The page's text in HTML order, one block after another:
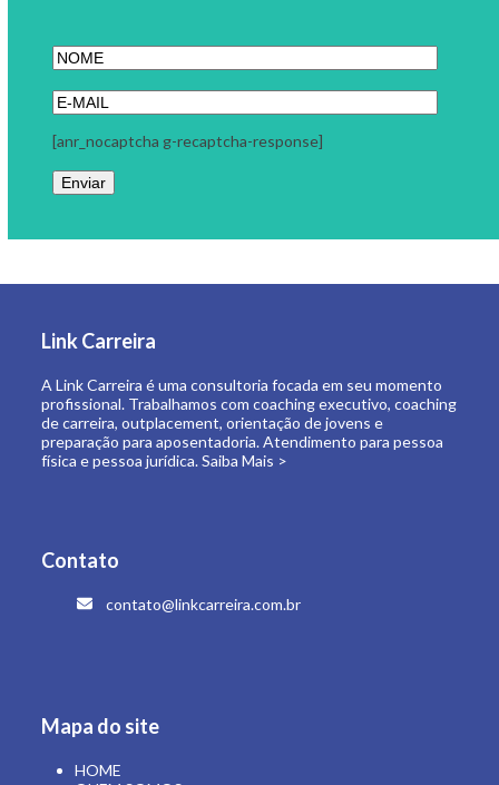
física e pessoa jurídica.
Contato
Mapa do site
E-BOOKS
ARTIGOS
ÁREA RESTRITA